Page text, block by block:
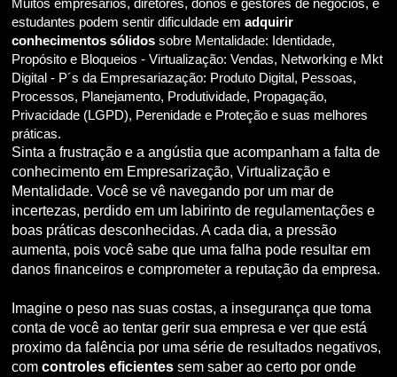
estudantes podem sentir dificuldade emadquirir
conhecimentos sólidos sobre Mentalidade: Identidade,
Propósito e Bloqueios - Virtualização: Vendas, Networking e Mkt
Digital - P´s da Empresariazação: Produto Digital, Pessoas,
Processos, Planejamento, Produtividade, Propagação,
Privacidade (LGPD), Perenidade e Proteção e suas melhores
práticas.
Sinta a frustração e a angústia que acompanham a falta de
conhecimento em Empresarização, Virtualização e
Mentalidade. Você se vê navegando por um mar de
incertezas, perdido em um labirinto de regulamentações e
boas práticas desconhecidas. A cada dia, a pressão
aumenta, pois você sabe que uma falha pode resultar em
danos financeiros e comprometer a reputação da empresa.
Imagine o peso nas suas costas, a insegurança que toma
conta de você ao tentar gerir sua empresa e ver que está
proximo da falência por uma série de resultados negativos,
comcontroles eficientes sem saber ao certo por onde